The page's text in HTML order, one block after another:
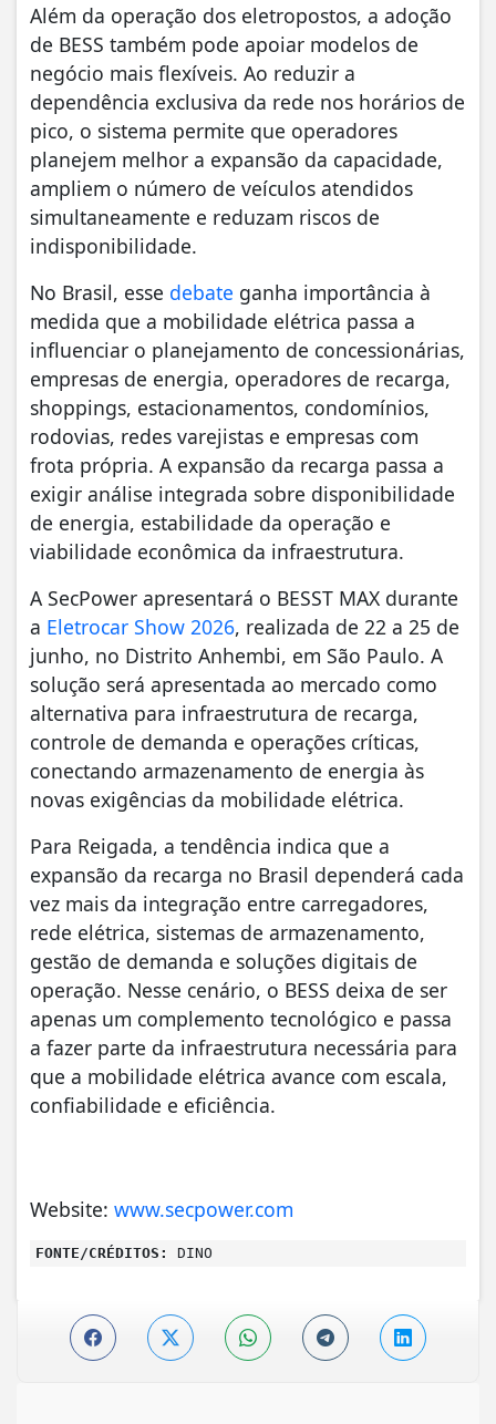
Além da operação dos eletropostos, a adoção
de BESS também pode apoiar modelos de
negócio mais flexíveis. Ao reduzir a
dependência exclusiva da rede nos horários de
pico, o sistema permite que operadores
planejem melhor a expansão da capacidade,
ampliem o número de veículos atendidos
simultaneamente e reduzam riscos de
indisponibilidade.
No Brasil, esse debate ganha importância à
medida que a mobilidade elétrica passa a
influenciar o planejamento de concessionárias,
empresas de energia, operadores de recarga,
shoppings, estacionamentos, condomínios,
rodovias, redes varejistas e empresas com
frota própria. A expansão da recarga passa a
exigir análise integrada sobre disponibilidade
de energia, estabilidade da operação e
viabilidade econômica da infraestrutura.
A SecPower apresentará o BESST MAX durante
a Eletrocar Show 2026, realizada de 22 a 25 de
junho, no Distrito Anhembi, em São Paulo. A
solução será apresentada ao mercado como
alternativa para infraestrutura de recarga,
controle de demanda e operações críticas,
conectando armazenamento de energia às
novas exigências da mobilidade elétrica.
Para Reigada, a tendência indica que a
expansão da recarga no Brasil dependerá cada
vez mais da integração entre carregadores,
rede elétrica, sistemas de armazenamento,
gestão de demanda e soluções digitais de
operação. Nesse cenário, o BESS deixa de ser
apenas um complemento tecnológico e passa
a fazer parte da infraestrutura necessária para
que a mobilidade elétrica avance com escala,
confiabilidade e eficiência.
Website: www.secpower.com
FONTE/CRÉDITOS: DINO